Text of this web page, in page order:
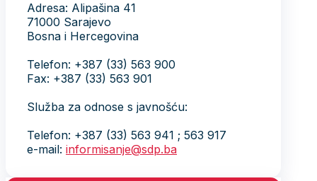
Adresa: Alipašina 41
71000 Sarajevo
Bosna i Hercegovina
Telefon: +387 (33) 563 900
Fax: +387 (33) 563 901
Služba za odnose s javnošću:
Telefon: +387 (33) 563 941 ; 563 917
e-mail: informisanje@sdp.ba